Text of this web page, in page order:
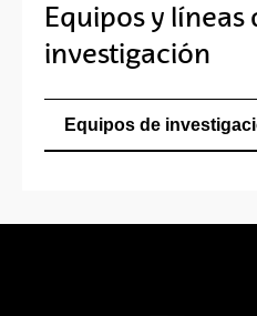
Equipos y líneas
investigación
Equipos de